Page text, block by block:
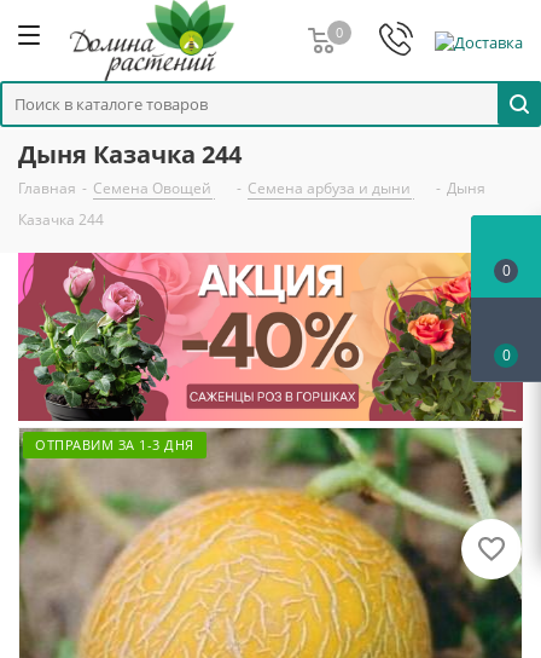
0
Дыня Казачка 244
Главная - Семена Овощей - Семена арбуза и дыни - Дыня
Казачка 244
ОТПРАВИМ ЗА 1-3 ДНЯ
0
0